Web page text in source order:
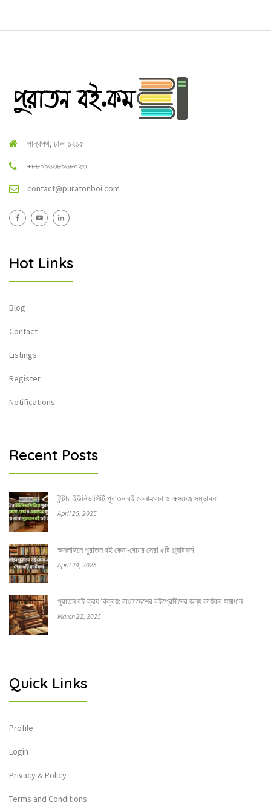
পান্থপথ, ঢাকা ১২১৫
+৮৮০৯৬৩৮৯৬৮০২৩
contact@puratonboi.com
Hot Links
Blog
Contact
Listings
Register
Notifications
Recent Posts
ইন্টার ইউনিভার্সিটি পুরাতন বই কেনা-বেচা ও এক্সচেঞ্জ সম্ভাবনা
April 25, 2025
অনলাইনে পুরাতন বই কেনা-বেচার সেরা ৫টি প্ল্যাটফর্ম
April 24, 2025
পুরাতন বই ক্রয় বিক্রয়: বাংলাদেশের বইপ্রেমীদের জন্য কার্যকর সমাধান
March 22, 2025
Quick Links
Profile
Login
Privacy & Policy
Terms and Conditions